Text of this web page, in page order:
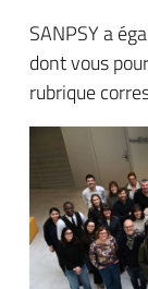
SANPSY a
dont vous
rubrique